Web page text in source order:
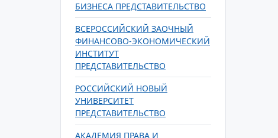
БИЗНЕСА ПРЕДСТАВИТЕЛЬСТВО
ВСЕРОССИЙСКИЙ ЗАОЧНЫЙ
ФИНАНСОВО-ЭКОНОМИЧЕСКИЙ
ИНСТИТУТ
ПРЕДСТАВИТЕЛЬСТВО
РОССИЙСКИЙ НОВЫЙ
УНИВЕРСИТЕТ
ПРЕДСТАВИТЕЛЬСТВО
АКАДЕМИЯ ПРАВА И